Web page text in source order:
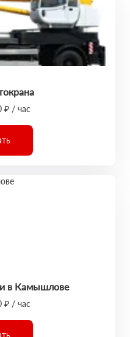
₽ / час
в Камышлове
₽ / час